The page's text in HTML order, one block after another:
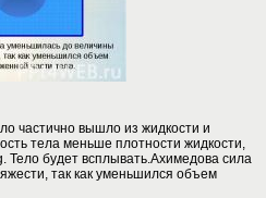
частично вышло из жидкости и
тела меньше плотности жидкости,
Тело будет всплывать.Ахимедова сила
так как уменьшился объем